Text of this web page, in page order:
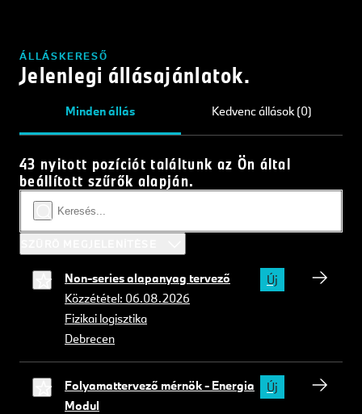
ÁLLÁSKERESŐ
Jelenlegi állásajánlatok.
Minden állás Kedvenc állások (0)
43 nyitott pozíciót találtunk az Ön által
beállított szűrők alapján.
Non-series alapanyag tervező
Közzététel: 06.08.2026
Fizikai logisztika
Debrecen
Új
Folyamattervező mérnök - Energia
Modul
Új